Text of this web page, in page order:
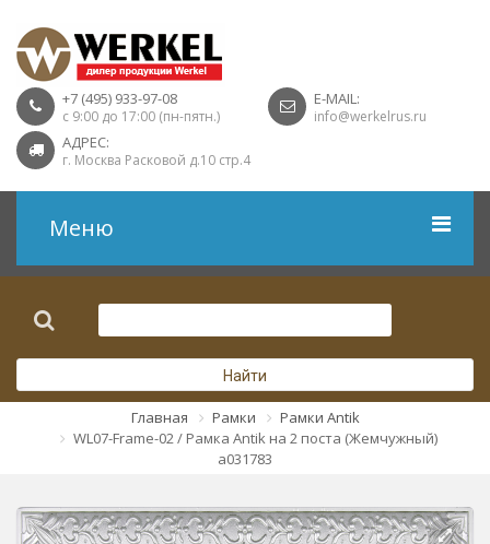
+7 (495) 933-97-08
с 9:00 до 17:00 (пн-пятн.)
E-MAIL:
info@werkelrus.ru
АДРЕС:
г. Москва Расковой д.10 стр.4
Меню
Розетки USB
Розетки ТВ
Найти
Главная Рамки
Рамки Antik
WL07-Frame-02 / Рамка Antik на 2 поста (Жемчужный)
a031783